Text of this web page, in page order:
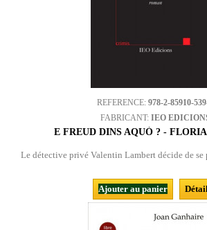
REFERENCE: 978-2-85910-
FABRICANT: IEO
E FREUD DINS AQUÒ ? -
Le détective privé Valentin Lambert décide de se
Ajouter au panier